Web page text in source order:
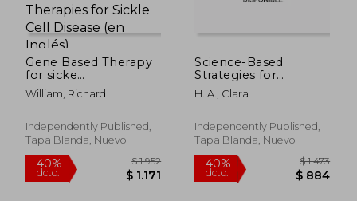
$ 1.424 dcto.
Gene Based Therapy
for sicke
cell(CASGEVY AND
LYFGNIA):
Based Therapies for
Sickle Cell Disease (en
William, Richard
Independently Published,
Tapa Blanda, Nuevo
Science-Based
Strategies for
Fulfillment,
Wellbeing and Vitality
Your Best Life (en
Inglés)
H. A., Clara
Independently Published,
Tapa Blanda, Nuevo